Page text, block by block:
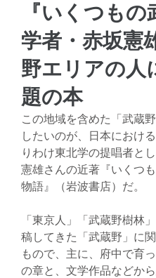
『いくつも
学者・赤坂憲
野エリアの人
題の本
この地域を含めた「武蔵
したいのが、日本におけ
りわけ東北学の提唱者と
憲雄さんの近著『いくつ
物語』（岩波書店）だ。
「東京人」「武蔵野樹林
稿してきた「武蔵野」に
もので、主に、府中で育
の章と、文学作品などか